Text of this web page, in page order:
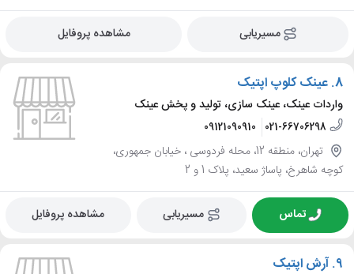
مسیریابی مشاهده پروفایل
8. عینک کلوپ اپتیک
واردات عینک، عینک سازی، تولید و پخش عینک
021-66706298
09121090910
تهران، منطقه 12، محله فردوسی ، خیابان جمهوری،
کوچه شاهرخ، پاساژ سعید، پلاک 1 و 2
تماس مسیریابی مشاهده پروفایل
9. آرش اپتیک